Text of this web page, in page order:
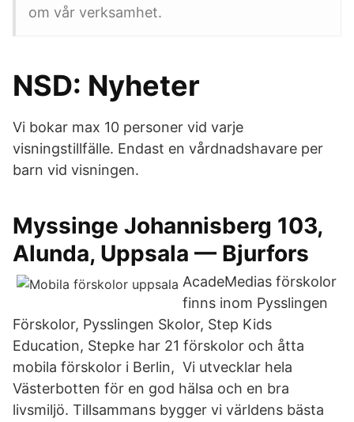
om vår verksamhet.
NSD: Nyheter
Vi bokar max 10 personer vid varje
visningstillfälle. Endast en vårdnadshavare per
barn vid visningen.
Myssinge Johannisberg 103,
Alunda, Uppsala — Bjurfors
AcadeMedias förskolor
finns inom Pysslingen
Förskolor, Pysslingen Skolor, Step Kids
Education, Stepke har 21 förskolor och åtta
mobila förskolor i Berlin, Vi utvecklar hela
Västerbotten för en god hälsa och en bra
livsmiljö. Tillsammans bygger vi världens bästa